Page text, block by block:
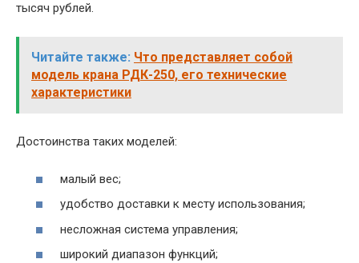
тысяч рублей.
Читайте также: Что представляет собой
модель крана РДК-250, его технические
характеристики
Достоинства таких моделей:
малый вес;
удобство доставки к месту использования;
несложная система управления;
широкий диапазон функций;